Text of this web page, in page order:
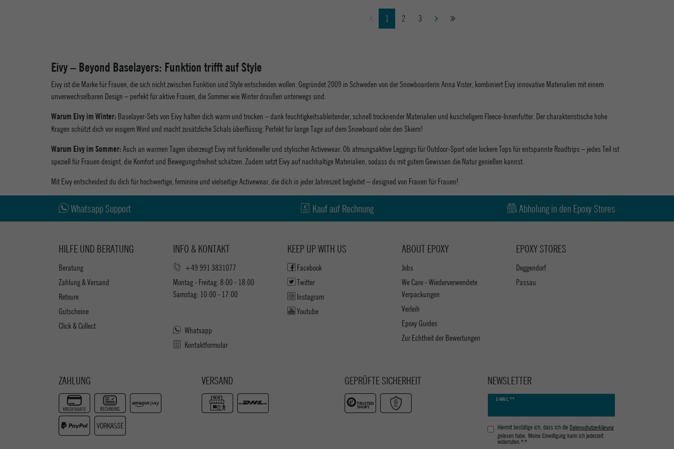
1 2 3
Eivy – Beyond Baselayers: Funktion trifft auf Style
Eivy ist die Marke für Frauen, die sich nicht zwischen Funktion und Style entscheiden wollen. Gegründet 2009 in Schweden von der Snowboarderin Anna Vister, kombiniert Eivy innovative Materialien mit einem
unverwechselbaren Design – perfekt für aktive Frauen, die Sommer wie Winter draußen unterwegs sind.
Warum Eivy im Winter: Baselayer-Sets von Eivy halten dich warm und trocken – dank feuchtigkeitsableitender, schnell trocknender Materialien und kuscheligem Fleece-Innenfutter. Der charakteristische hohe
Kragen schützt dich vor eisigem Wind und macht zusätzliche Schals überflüssig. Perfekt für lange Tage auf dem Snowboard oder den Skiern!
Warum Eivy im Sommer:Auch an warmen Tagen überzeugt Eivy mit funktioneller und stylischer Activewear. Ob atmungsaktive Leggings für Outdoor-Sport oder lockere Tops für entspannte Roadtrips – jedes Teil ist
speziell für Frauen designt, die Komfort und Bewegungsfreiheit schätzen. Zudem setzt Eivy auf nachhaltige Materialien, sodass du mit gutem Gewissen die Natur genießen kannst.
Mit Eivy entscheidest du dich für hochwertige, feminine und vielseitige Activewear, die dich in jeder Jahreszeit begleitet – designed von Frauen für Frauen!
Whatsapp Support Kauf auf Rechnung Abholung in den Epoxy Stores
HILFE UND BERATUNG
Beratung
Zahlung & Versand
Retoure
Gutscheine
Click & Collect
INFO & KONTAKT
+49 991 3831077
Montag - Freitag: 8:00 - 18:00
Samstag: 10:00 - 17:00
Whatsapp
Kontaktformular
ABOUT EPOXY
Jobs
We Care - Wiederverwendete
Verpackungen
Verleih
Epoxy Guides
Zur Echtheit der Bewertungen
EPOXY STORES
Deggendorf
Passau
KEEP UP WITH US
Facebook
Twitter
Instagram
Youtube
ZAHLUNG VERSAND GEPRÜFTE SICHERHEIT NEWSLETTER
E-MAIL **
Newsletter
Hiermit bestätige ich, dass ich die Daten­schutz­erklärung
gelesen habe. Meine Einwilligung kann ich jederzeit
widerrufen.**